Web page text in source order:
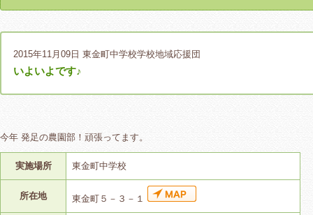
2015年11月09日 東金町中学校学校地域応援団
いよいよです♪
今年 発足の農園部！頑張ってます。
実施場所 東金町中学校
所在地 東金町５－３－１